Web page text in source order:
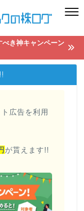
べき神キャンペーン
広告を利用
が貰えます!!